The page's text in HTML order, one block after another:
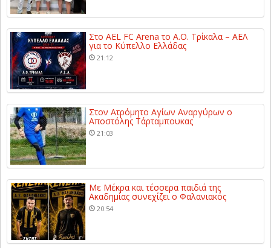
Στο AEL FC Arena το Α.Ο. Τρίκαλα – ΑΕΛ
για το Κύπελλο Ελλάδας
21:12
Στον Ατρόμητο Αγίων Αναργύρων ο
Αποστόλης Τάρταμπουκας
21:03
Με Μέκρα και τέσσερα παιδιά της
Ακαδημίας συνεχίζει ο Φαλανιακός
20:54